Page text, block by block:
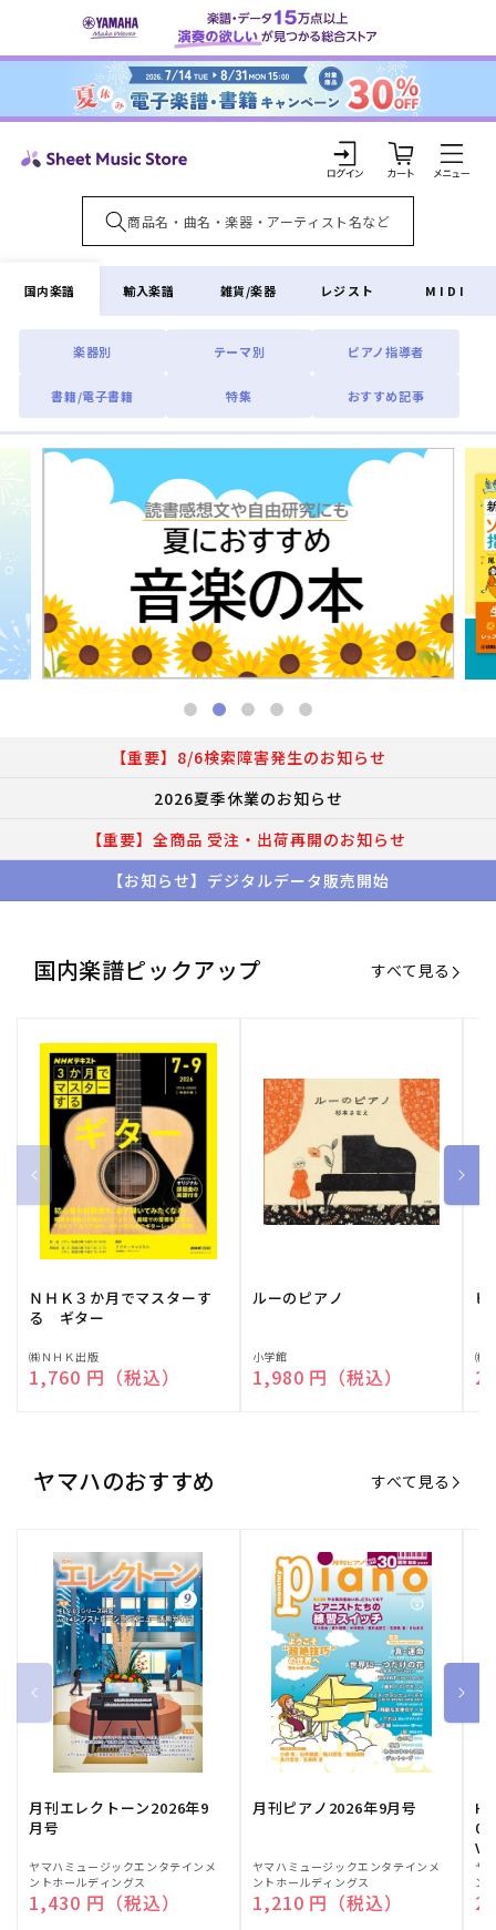
ンツに
ロ
グ
イ
ン
カ
ー
ト
国内楽譜
楽器別 テーマ別 ピアノ指導者
書籍/電子書籍 特集 おすすめ記事
輸入楽譜 雑貨/楽器 レジスト MIDI
【重要】8/6検索障害発生のお知らせ
2026夏季休業のお知らせ
【重要】全商品 受注・出荷再開のお知らせ
【お知らせ】デジタルデータ販売開始
国内楽譜ピックアップ すべて見る
ＮＨＫ３か月でマスターす
る ギター
販
売
㈱ＮＨＫ出版
通常価格
1,760 円（税込）
ルーのピアノ
販
売
小学館
通常価格
1,980 円（税込）
ピ
販
売
㈱
ヤマハのおすすめ すべて見る
月刊エレクトーン2026年9
月号
販
売
元:
ヤマハミュージックエンタテインメ
ントホールディングス
通常価格
1,430 円（税込）
月刊ピアノ2026年9月号
販
売
元:
ヤマハミュージックエンタテインメ
ントホールディングス
通常価格
1,210 円（税込）
販
売
元:
ヤ
ン